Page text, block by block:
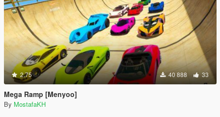
2.75 40 888 33
Mega Ramp [Menyoo]
By MostafaKH